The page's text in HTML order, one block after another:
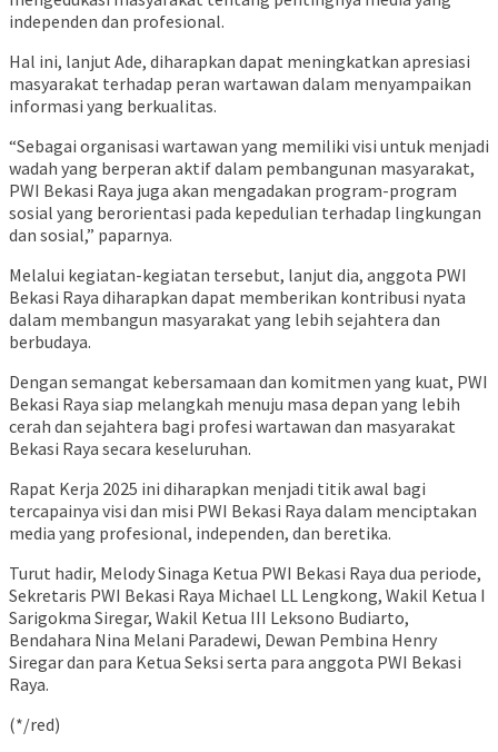
independen dan profesional.
Hal ini, lanjut Ade, diharapkan dapat meningkatkan apresiasi
masyarakat terhadap peran wartawan dalam menyampaikan
informasi yang berkualitas.
“Sebagai organisasi wartawan yang memiliki visi untuk menjadi
wadah yang berperan aktif dalam pembangunan masyarakat,
PWI Bekasi Raya juga akan mengadakan program-program
sosial yang berorientasi pada kepedulian terhadap lingkungan
dan sosial,” paparnya.
Melalui kegiatan-kegiatan tersebut, lanjut dia, anggota PWI
Bekasi Raya diharapkan dapat memberikan kontribusi nyata
dalam membangun masyarakat yang lebih sejahtera dan
berbudaya.
Dengan semangat kebersamaan dan komitmen yang kuat, PWI
Bekasi Raya siap melangkah menuju masa depan yang lebih
cerah dan sejahtera bagi profesi wartawan dan masyarakat
Bekasi Raya secara keseluruhan.
Rapat Kerja 2025 ini diharapkan menjadi titik awal bagi
tercapainya visi dan misi PWI Bekasi Raya dalam menciptakan
media yang profesional, independen, dan beretika.
Turut hadir, Melody Sinaga Ketua PWI Bekasi Raya dua periode,
Sekretaris PWI Bekasi Raya Michael LL Lengkong, Wakil Ketua I
Sarigokma Siregar, Wakil Ketua III Leksono Budiarto,
Bendahara Nina Melani Paradewi, Dewan Pembina Henry
Siregar dan para Ketua Seksi serta para anggota PWI Bekasi
Raya.
(*/red)